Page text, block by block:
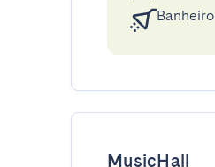
Banheiro
MusicHall